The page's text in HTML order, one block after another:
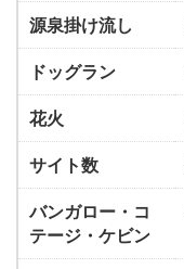
源泉掛け流し
ドッグラン
花火
サイト数
バンガロー・コ
テージ・ケビン